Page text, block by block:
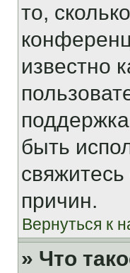
то,
известно
быть
причин.
Вернуться к
» Что